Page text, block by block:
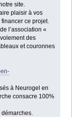
site.
plaisir à vos
ce projet.
l’association «
des
et couronnes
à Neurogel en
consacre 100%